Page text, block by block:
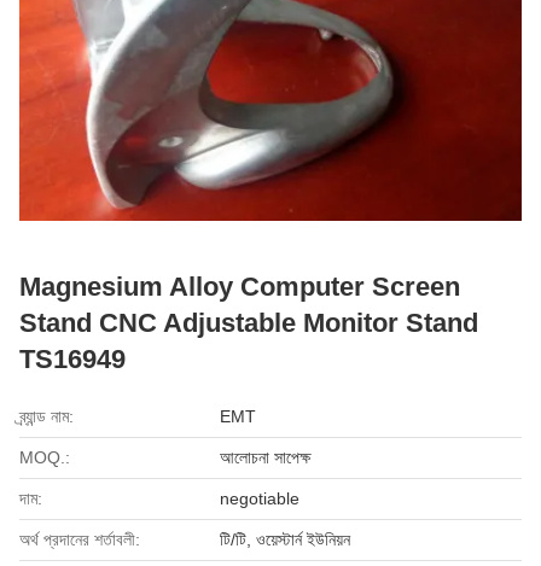
Magnesium Alloy Computer Screen
Stand CNC Adjustable Monitor Stand
TS16949
ব্র্যান্ড নাম: EMT
MOQ.: আলোচনা সাপেক্ষ
দাম: negotiable
অর্থ প্রদানের শর্তাবলী: টি/টি, ওয়েস্টার্ন ইউনিয়ন